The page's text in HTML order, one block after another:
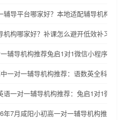
辅导平台哪家好？本地适配辅导机构深
机构哪家好？补课怎么避开低效补习陷阱
辅导机构推荐兔启1对1微信小程序
一对一辅导机构推荐：语数英全科补课
语一对一辅导机构推荐：兔启1对1微信
7月咸阳小初高一对一辅导机构推荐